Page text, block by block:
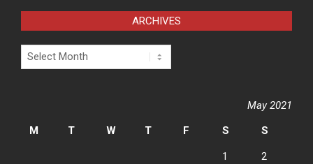
ARCHIVES
Archives
May 2021
M
T W T F S S
1 2